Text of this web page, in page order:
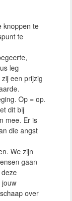
knoppen te
te
leg
een prijzig
Op = op.
dit bij
mee. Er is
die angst
We zijn
gaan
over